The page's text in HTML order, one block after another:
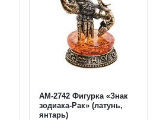
AM-2742 Фигурка «Знак
зодиака-Рак» (латунь,
янтарь)